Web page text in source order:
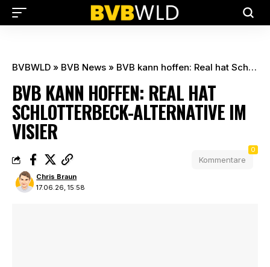
BVBWLD » BVB News » BVB kann hoffen: Real hat Schlotterbeck-Alternative im Visier
BVB KANN HOFFEN: REAL HAT
SCHLOTTERBECK-ALTERNATIVE IM
VISIER
17.06.26, 15:58
Chris Braun
Kommentare
0